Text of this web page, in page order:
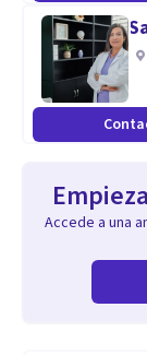
Accede a una